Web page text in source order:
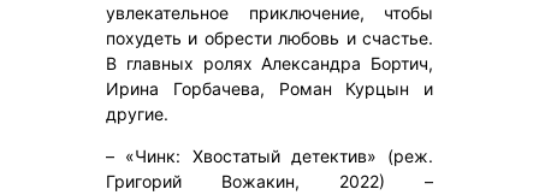
увлекательное приключение, чтобы
похудеть и обрести любовь и счастье.
В главных ролях Александра Бортич,
Ирина Горбачева, Роман Курцын и
другие.
– «Чинк: Хвостатый детектив» (реж.
Григорий Вожакин, 2022) –